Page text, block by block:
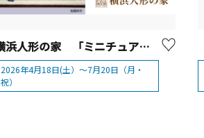
横浜人形の家 「ミニチュアアートの世界」【横浜市】
2026年4月18日(土）～7月20日（月・
祝）